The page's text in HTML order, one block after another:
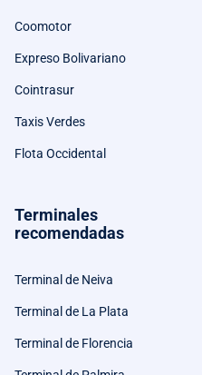
Coomotor
Expreso Bolivariano
Cointrasur
Taxis Verdes
Flota Occidental
Terminales
recomendadas
Terminal de Neiva
Terminal de La Plata
Terminal de Florencia